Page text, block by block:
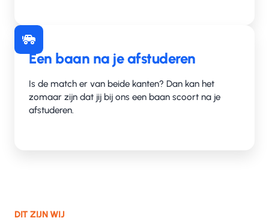
Een baan na je afstuderen
Is de match er van beide kanten? Dan kan het
zomaar zijn dat jij bij ons een baan scoort na je
afstuderen.
DIT ZIJN WIJ